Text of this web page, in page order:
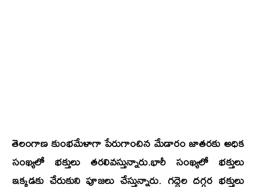
తెలంగాణ కుంభమేళాగా పేరుగాంచిన మేడారం జాతరకు అధిక
సంఖ్యలో భక్తులు తరలివస్తున్నారు.భారీ సంఖ్యలో భక్తులు
ఇక్కడకు చేరుకుని పూజలు చేస్తున్నారు. గద్దెల దగ్గర భక్తులు